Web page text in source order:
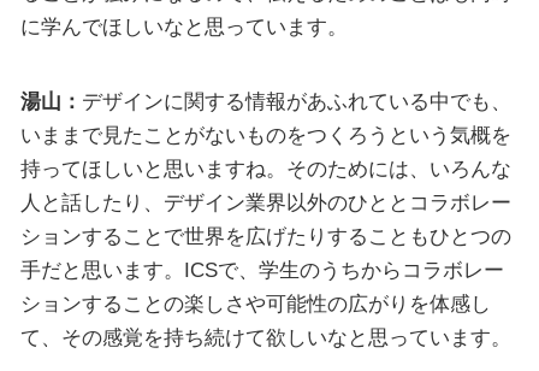
に学んでほしいなと思っています。
湯山： デザインに関する情報があふれている中でも、
いままで見たことがないものをつくろうという気概を
持ってほしいと思いますね。そのためには、いろんな
人と話したり、デザイン業界以外のひととコラボレー
ションすることで世界を広げたりすることもひとつの
手だと思います。ICSで、学生のうちからコラボレー
ションすることの楽しさや可能性の広がりを体感し
て、その感覚を持ち続けて欲しいなと思っています。